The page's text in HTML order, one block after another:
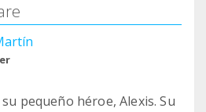
pequeño héroe, Alexis. Su